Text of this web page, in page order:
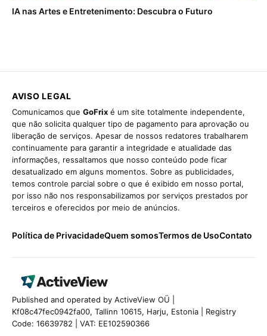
IA nas Artes e Entretenimento: Descubra o Futuro
AVISO LEGAL
Comunicamos que GoFrix é um site totalmente independente,
que não solicita qualquer tipo de pagamento para aprovação ou
liberação de serviços. Apesar de nossos redatores trabalharem
continuamente para garantir a integridade e atualidade das
informações, ressaltamos que nosso conteúdo pode ficar
desatualizado em alguns momentos. Sobre as publicidades,
temos controle parcial sobre o que é exibido em nosso portal,
por isso não nos responsabilizamos por serviços prestados por
terceiros e oferecidos por meio de anúncios.
Política de PrivacidadeQuem somosTermos de UsoContato
Published and operated by ActiveView OÜ |
Kf08c47fec0942fa00, Tallinn 10615, Harju, Estonia | Registry
Code: 16639782 | VAT: EE102590366